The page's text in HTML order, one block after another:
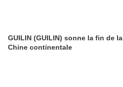
GUILIN (GUILIN) sonne la fin de la
Chine continentale